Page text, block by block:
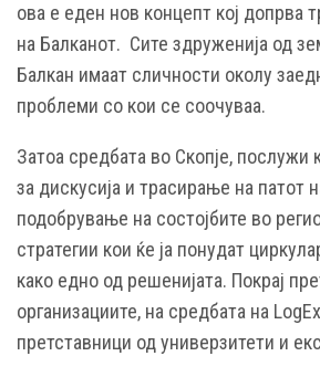
ова е еден нов концепт кој допрва
на Балканот. Сите здруженија од
Балкан имаат сличности околу
проблеми со кои се соочуваа.
Затоа средбата во Скопје, послужи
за дискусија и трасирање на патот
подобрување на состојбите во
стратегии кои ќе ја понудат
како едно од решенијата. Покрај
организациите, на средбата на
претставници од универзитети и